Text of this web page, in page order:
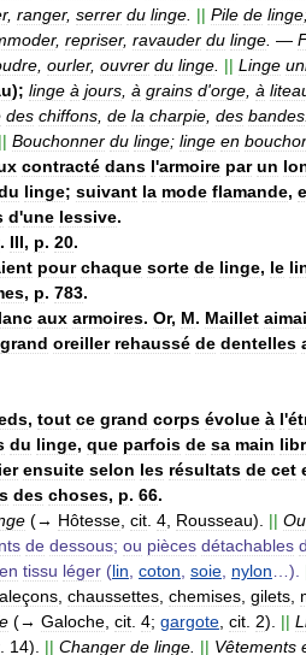
, ranger, serrer du linge || Pile de linge
, repriser, ravauder du linge —
ourler, ouvrer du linge || Linge
); linge à jours à grains d'orge à
des chiffons de la charpie des bandes
|| Bouchonner du linge; linge en
contracté dans l'armoire par un
linge; suivant la mode flamande,
d'une lessive.
. III, p. 20.
pour chaque sorte de linge, le
, p. 783.
aux armoires. Or, M. Maillet
grand oreiller rehaussé de dentelles
, tout ce grand corps évolue à l'
du linge, que parfois de sa main
ensuite selon les résultats de cet
des choses, p. 66.
(→ Hôtesse cit 4 Rousseau). ||
de dessous; ou pièces détachables
en tissu léger (lin coton soie nylon …).
chaussettes chemises gilets
(→ Galoche cit 4; gargote cit 2). ||
14). || Changer de linge || Vêtements